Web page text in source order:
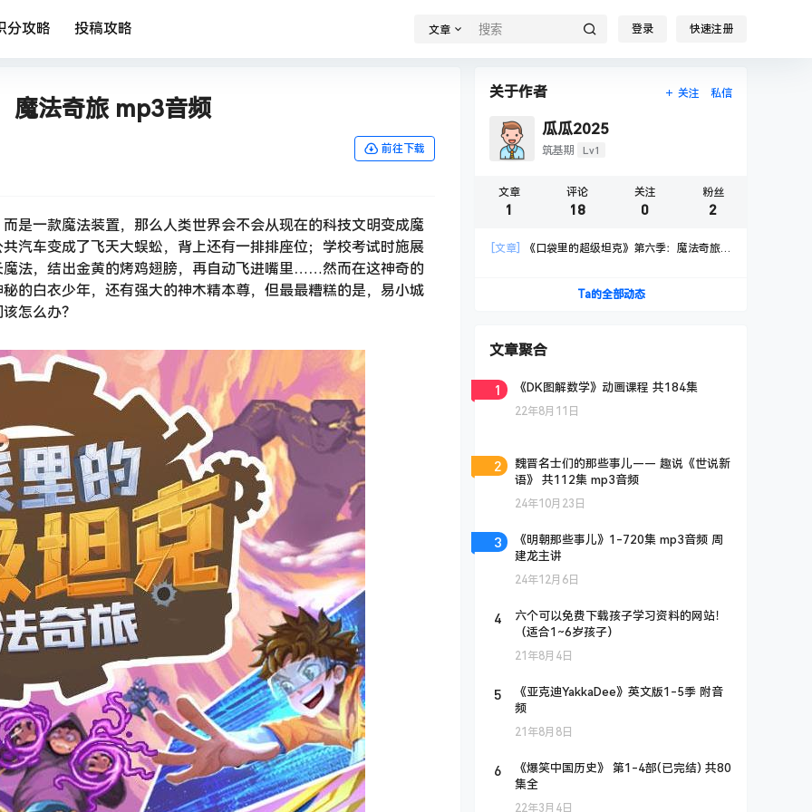
分攻略 投稿攻略 文章 登录 快速注册
魔法奇旅 mp3音频
前往下载
是一款魔法装置，那么人类世界会不会从现在的科技文明变成魔
汽车变成了飞天大蜈蚣，背上还有一排排座位；学校考试时施展
法，结出金黄的烤鸡翅膀，再自动飞进嘴里……然而在这神奇的
的白衣少年，还有强大的神木精本尊，但最最糟糕的是，易小城
怎么办？
关于作者 关注 私信
瓜瓜2025
筑基期 Lv1
文章
1
评论
18
关注
0
粉丝
2
[文章]
《口袋里的超级坦克》第六季：魔法奇旅
Ta的全部动态
文章聚合
1 《DK图解数学》动画课程 共184集
22年8月11日
2
魏晋名士们的那些事儿—— 趣说《世说新
语》 共112集 mp3音频
24年10月23日
3
《明朝那些事儿》1-720集 mp3音频 周
建龙主讲
24年12月6日
4
六个可以免费下载孩子学习资料的网站！
（适合1~6岁孩子）
21年8月4日
5
《亚克迪YakkaDee》英文版1-5季 附音
频
21年8月8日
6
《爆笑中国历史》 第1-4部(已完结) 共80
集全
22年3月4日